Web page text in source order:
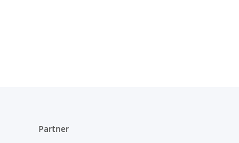
Partner